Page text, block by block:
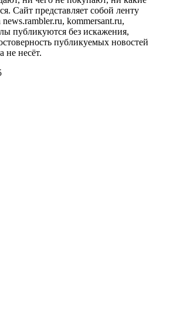
Сайт представляет собой ленту
kommersant.ru,
публикуются без искажения,
публикуемых новостей
не несёт.